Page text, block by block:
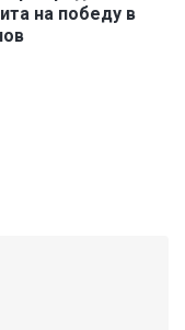
на победу в